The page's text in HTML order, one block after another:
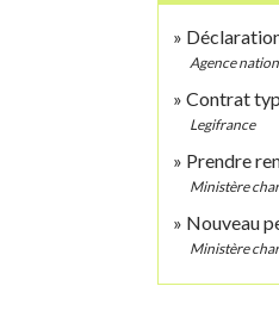
Agence
Contrat
Legifrance
Prendre
Ministère
Nouveau
Ministère